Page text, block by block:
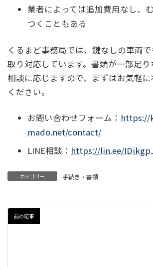
業者によっては追加費用なし、
つくこともある
くるまど事務局では、鍵なしの車両
取り対応しています。書類が一部足
相談に応じますので、まずはお気軽
ください。
お問い合わせフォーム： https://
mado.net/contact/
LINE相談： https://lin.ee/
カテゴリー 手続き・書類
前の記事